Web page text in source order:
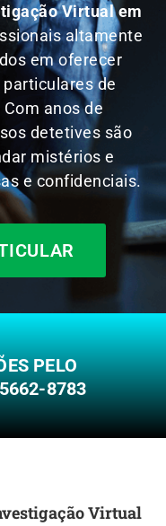
Virtual em
altamente
em oferecer
de
anos de
detetives são
mistérios e
e confidenciais.
PELO
8783
Virtual